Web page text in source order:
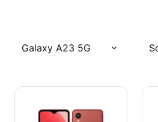
Galaxy A23 5G